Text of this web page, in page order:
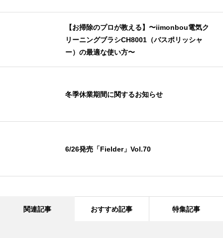
【お掃除のプロが教える】〜iimonbou電気ク
リーニングブラシCH8001（バスポリッシャ
ー）の最適な使い方〜
冬季休業期間に関するお知らせ
6/26発売「Fielder」Vol.70
関連記事 おすすめ記事 特集記事